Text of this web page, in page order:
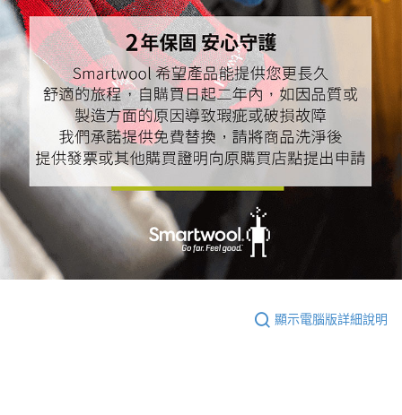
顯示電腦版詳細說明